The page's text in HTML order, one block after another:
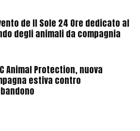
de Il Sole 24 Ore dedicato al
degli animali da compagnia
Animal Protection, nuova
estiva contro